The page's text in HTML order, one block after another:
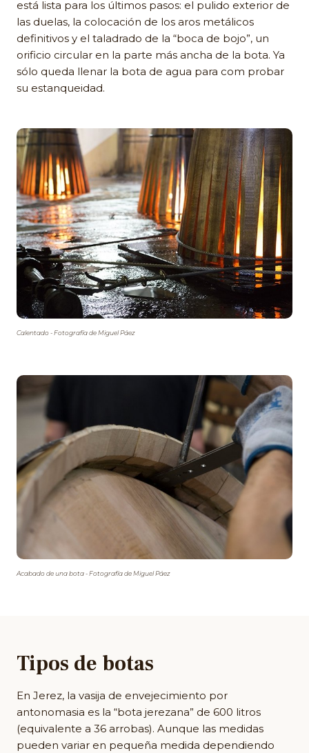
está lista para los últimos pasos: el pulido exterior de
las duelas, la colocación de los aros metálicos
definitivos y el taladrado de la “boca de bojo”, un
orificio circular en la parte más ancha de la bota. Ya
sólo queda llenar la bota de agua para com probar
su estanqueidad.
Calentado - Fotografía de Miguel Páez
Acabado de una bota - Fotografía de Miguel Páez
Tipos de botas
En Jerez, la vasija de envejecimiento por
antonomasia es la “bota jerezana” de 600 litros
(equivalente a 36 arrobas). Aunque las medidas
pueden variar en pequeña medida dependiendo